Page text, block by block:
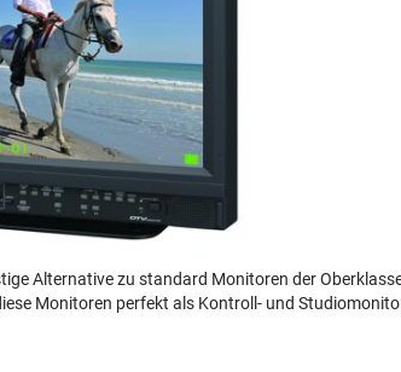
Alternative zu standard Monitoren der
Monitoren perfekt als Kontroll- und